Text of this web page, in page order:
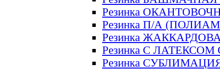
Резинка
Резинка П/А
Резинка
Резинка С ЛАТЕКСОМ
Резинка